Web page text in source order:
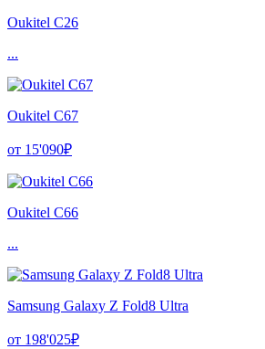
Oukitel C26
...
Oukitel C67
от 15'090₽
Oukitel C66
...
Samsung Galaxy Z Fold8 Ultra
от 198'025₽